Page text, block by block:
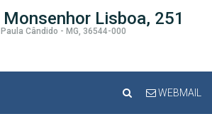
Monsenhor Lisboa, 251
Cândido - MG, 36544-000
WEBMAIL